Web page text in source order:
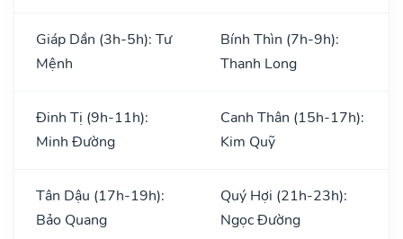
Giáp Dần (3h-5h): Tư
Mệnh
Bính Thìn (7h-9h):
Thanh Long
Đinh Tị (9h-11h):
Minh Đường
Canh Thân (15h-17h):
Kim Quỹ
Tân Dậu (17h-19h):
Bảo Quang
Quý Hợi (21h-23h):
Ngọc Đường